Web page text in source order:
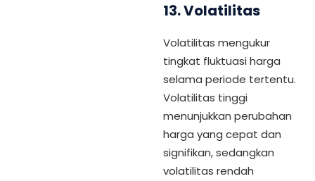
13.Volatilitas
Volatilitas mengukur
tingkat fluktuasi harga
selama periode tertentu.
Volatilitas tinggi
menunjukkan perubahan
harga yang cepat dan
signifikan, sedangkan
volatilitas rendah